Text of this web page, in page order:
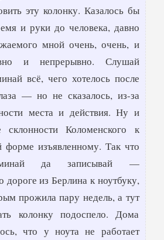
эту колонку. Казалось бы
и руки до человека, давно
мной очень, очень, и
и непрерывно. Слушай
всё, чего хотелось после
— но не сказалось, из-за
места и действия. Ну и
склонности Коломенского к
изъявленному. Так что
да записывай —
дороге из Берлина к ноутбуку,
прожила пару недель, а тут
колонку подоспело. Дома
что у ноута не работает